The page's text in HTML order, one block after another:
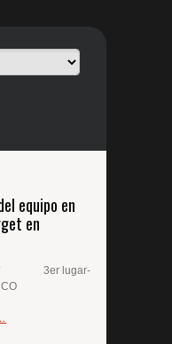
equipo en
en
**** 3er lugar-